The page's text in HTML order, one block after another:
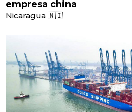
empresa china
Nicaragua 🇳🇮